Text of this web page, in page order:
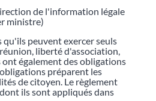
de l'information légale
ministre)
qu'ils peuvent exercer seuls
liberté d'association,
également des obligations
préparent les
de citoyen. Le règlement
ils sont appliqués dans